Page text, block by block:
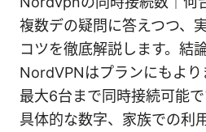
複数デの疑問に答えつつ、
コツを徹底解説します。結
NordVPNはプランにもよ
最大6台まで同時接続可能で
具体的な数字、家族での利